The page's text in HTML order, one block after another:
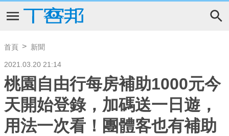
首頁 新聞
2021.03.20 21:14
桃園自由行每房補助1000元今
天開始登錄，加碼送一日遊，
用法一次看！團體客也有補助